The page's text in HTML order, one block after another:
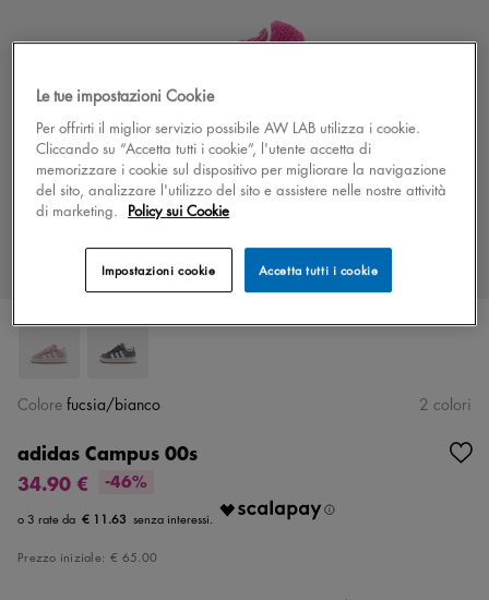
adidas Campus 00s
34.90 €
-46%
€ 11.63
Prezzo iniziale: € 65.00
Colore fucsia/bianco 2 colori
Le tue impostazioni Cookie
Per offrirti il miglior servizio possibile AW LAB utilizza i cookie.
Cliccando su “Accetta tutti i cookie”, l'utente accetta di
memorizzare i cookie sul dispositivo per migliorare la navigazione
del sito, analizzare l'utilizzo del sito e assistere nelle nostre attività
di marketing. Policy sui Cookie
Accetta tutti i cookie
Impostazioni cookie